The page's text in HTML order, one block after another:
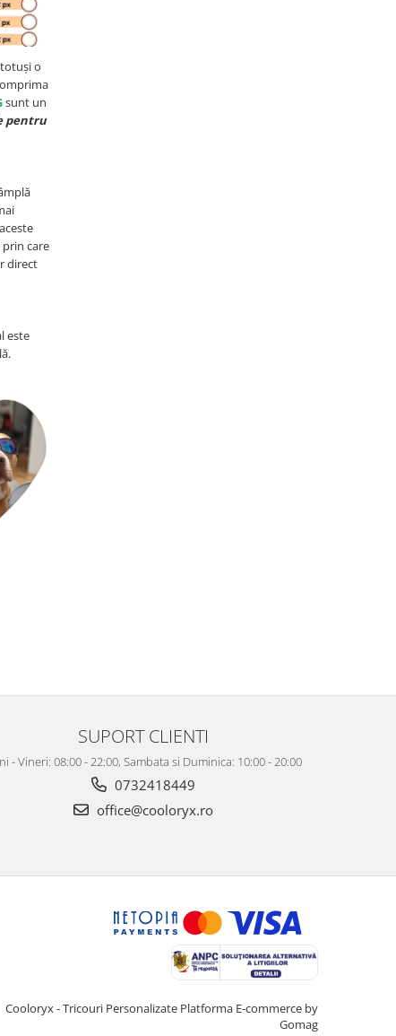
o
sunt un
pentru
care
direct
este
SUPORT CLIENTI
- Vineri: 08:00 - 22:00, Sambata si Duminica: 10:00 - 20:00
0732418449
office@cooloryx.ro
Cooloryx - Tricouri Personalizate Platforma E-commerce by
Gomag